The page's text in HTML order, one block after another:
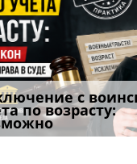
на яких не
пер
за іншою
нов
с
по возрасту:
Восьмий ААС
підтвердив, що
може скас